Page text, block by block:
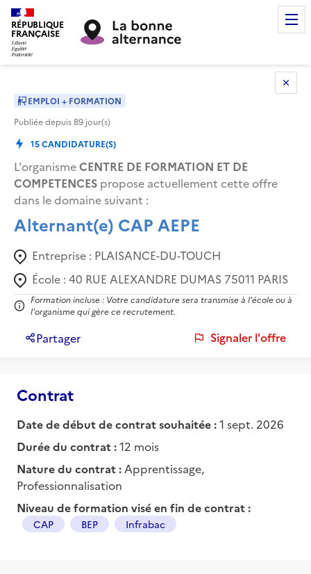
RÉPUBLIQUE
FRANÇAISE
EMPLOI + FORMATION
Publiée depuis89 jour(s)
15CANDIDATURE(S)
L'organismeCENTRE DE FORMATION ET DE
COMPETENCES propose actuellement cette offre
dans le domaine suivant :
Alternant(e) CAP AEPE
Entreprise : PLAISANCE-DU-TOUCH
École : 40 RUE ALEXANDRE DUMAS 75011 PARIS
Formation incluse : Votre candidature sera transmise à l'école ou à
l'organisme qui gère ce recrutement.
Partager Signaler l'offre
Contrat
Date de début de contrat souhaitée :1 sept. 2026
Durée du contrat :12 mois
Nature du contrat : Apprentissage,
Professionnalisation
Niveau de formation visé en fin de contrat :
CAP BEP Infrabac